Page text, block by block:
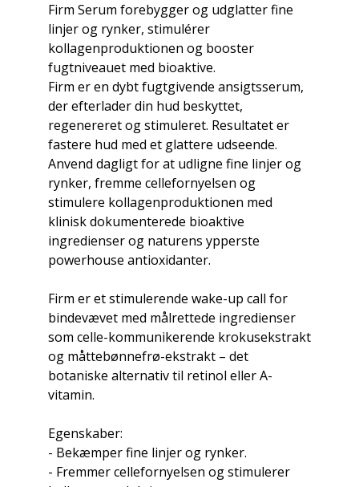
Firm Serum forebygger og udglatter fine
linjer og rynker, stimulérer
kollagenproduktionen og booster
fugtniveauet med bioaktive.
Firm er en dybt fugtgivende ansigtsserum,
der efterlader din hud beskyttet,
regenereret og stimuleret. Resultatet er
fastere hud med et glattere udseende.
Anvend dagligt for at udligne fine linjer og
rynker, fremme cellefornyelsen og
stimulere kollagenproduktionen med
klinisk dokumenterede bioaktive
ingredienser og naturens ypperste
powerhouse antioxidanter.
Firm er et stimulerende wake-up call for
bindevævet med målrettede ingredienser
som celle-kommunikerende krokusekstrakt
og måttebønnefrø-ekstrakt – det
botaniske alternativ til retinol eller A-
vitamin.
Egenskaber:
- Bekæmper fine linjer og rynker.
- Fremmer cellefornyelsen og stimulerer